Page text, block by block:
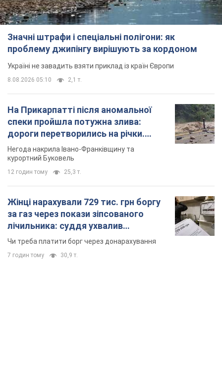
Значні штрафи і спеціальні полігони: як
проблему джипінгу вирішують за кордоном
Україні не завадить взяти приклад із країн Європи
8.08.2026 05:10 2,1 т.
На Прикарпатті після аномальної
спеки пройшла потужна злива:
дороги перетворились на річки.
Відео
Негода накрила Івано-Франківщину та
курортний Буковель
12 годин тому 25,3 т.
Жінці нарахували 729 тис. грн боргу
за газ через покази зіпсованого
лічильника: суддя ухвалив
неочікуване рішення
Чи треба платити борг через донарахування
7 годин тому 30,9 т.